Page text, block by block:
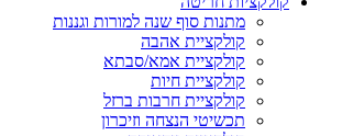
מתנות סוף שנה למורות וגננות
קולקציית אהבה
קולקציית אמא/סבתא
קולקציית חיות
קולקציית חרבות ברזל
תכשיטי הנצחה וזיכרון